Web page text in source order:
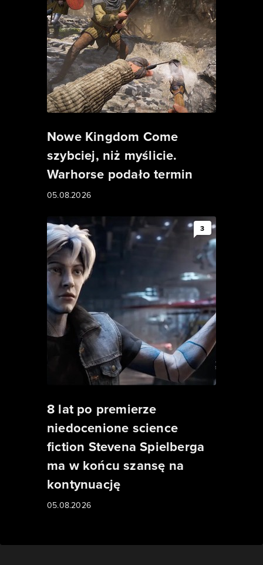
Nowe Kingdom Come
szybciej, niż myślicie.
Warhorse podało termin
05.08.2026
3
8 lat po premierze
niedocenione science
fiction Stevena Spielberga
ma w końcu szansę na
kontynuację
05.08.2026